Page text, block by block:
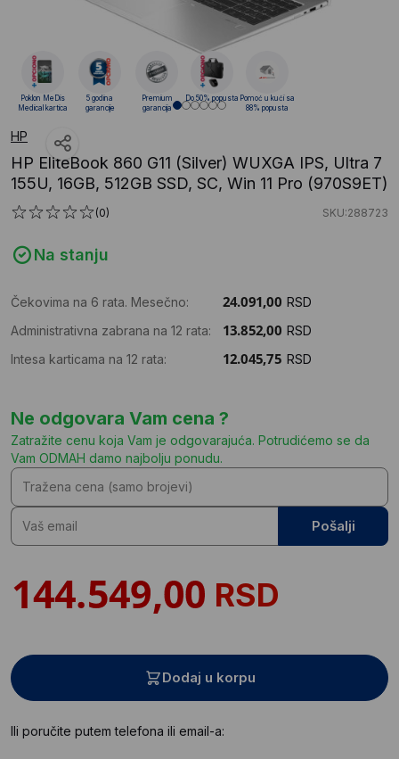
HP
HP EliteBook 860 G11 (Silver) WUXGA IPS, Ultra 7
155U, 16GB, 512GB SSD, SC, Win 11 Pro (970S9ET)
(0) SKU:288723
Na stanju
Čekovima na 6 rata. Mesečno:
RSD
Administrativna zabrana na 12 rata:
RSD
Intesa karticama na 12 rata:
RSD
Ne odgovara Vam cena ?
Zatražite cenu koja Vam je odgovarajuća. Potrudićemo se da
Vam ODMAH damo najbolju ponudu.
Pošalji
RSD
Dodaj u korpu
Ili poručite putem telefona ili email-a:
Poklon MeDis
Medical kartica
5 godina
garancije
Premium
garancija
Do 50% popusta Pomoć u kući sa
88% popusta